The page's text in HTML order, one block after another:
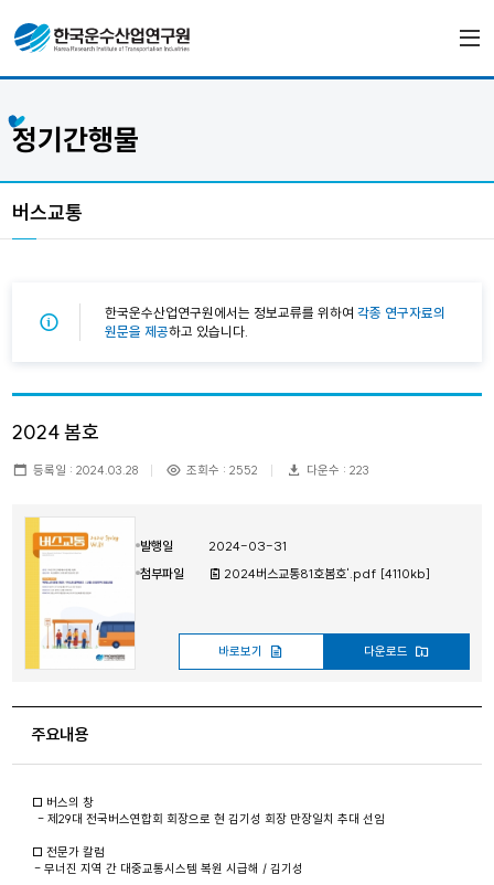
정기간행물
버스교통
한국운수산업연구원에서는 정보교류를 위하여 각종 연구자료의
원문을 제공하고 있습니다.
2024 봄호
등록일 : 2024.03.28 조회수 : 2552 다운수 : 223
발행일
2024-03-31
첨부파일
2024버스교통81호봄호'.pdf [4110kb]
바로보기 다운로드
주요내용
□ 버스의 창
- 제29대 전국버스연합회 회장으로 현 김기성 회장 만장일치 추대 선임
□ 전문가 칼럼
- 무너진 지역 간 대중교통시스템 복원 시급해 / 김기성